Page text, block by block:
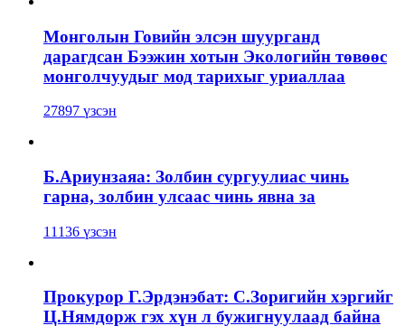
Монголын Говийн элсэн шуурганд
дарагдсан Бээжин хотын Экологийн төвөөс
монголчуудыг мод тарихыг уриаллаа
27897 үзсэн
Б.Ариунзаяа: Золбин сургуулиас чинь
гарна, золбин улсаас чинь явна за
11136 үзсэн
Прокурор Г.Эрдэнэбат: С.Зоригийн хэргийг
Ц.Нямдорж гэх хүн л бужигнуулаад байна